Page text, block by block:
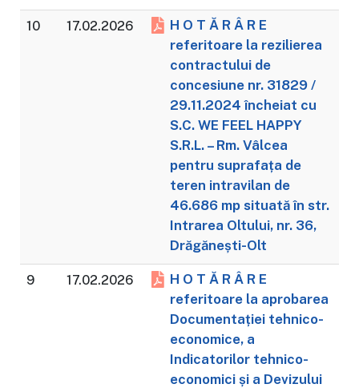
10 17.02.2026
H O T Ă R Â R E
referitoare la rezilierea
contractului de
concesiune nr. 31829 /
29.11.2024 încheiat cu
S.C. WE FEEL HAPPY
S.R.L. – Rm. Vâlcea
pentru suprafața de
teren intravilan de
46.686 mp situată în str.
Intrarea Oltului, nr. 36,
Drăgănești-Olt
9 17.02.2026
H O T Ă R Â R E
referitoare la aprobarea
Documentației tehnico-
economice, a
Indicatorilor tehnico-
economici și a Devizului